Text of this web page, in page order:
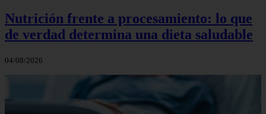
Nutrición frente a procesamiento: lo que
de verdad determina una dieta saludable
04/08/2026